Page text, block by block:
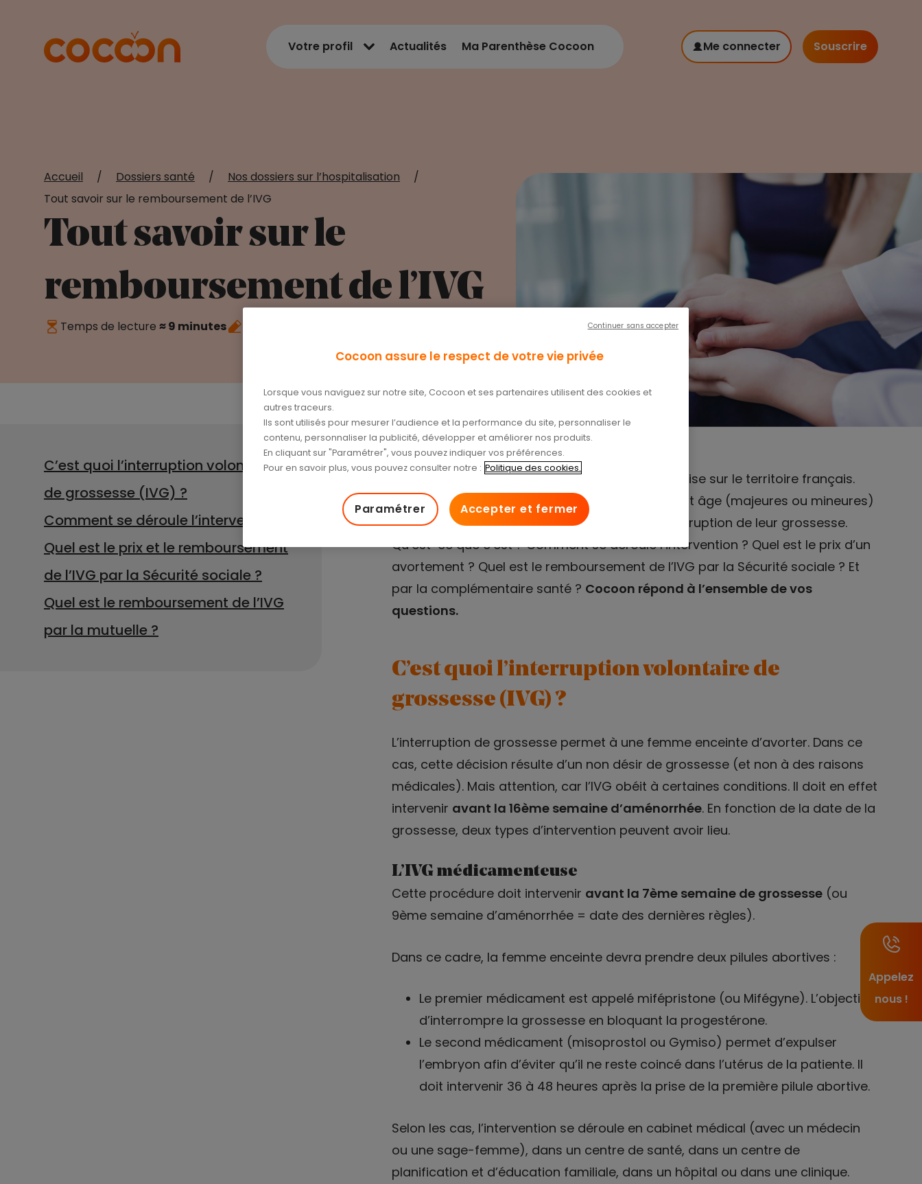
Votre profil Actualités Ma Parenthèse Cocoon Me connecter Souscrire
Appelez
nous !
Accueil / Dossiers santé / Nos dossiers sur l’hospitalisation
/
Tout savoir sur le remboursement de l’IVG
Tout savoir sur le
remboursement de l’IVG
Temps de lecture ≈ 9 minutes
C’est quoi l’interruption volontaire
de grossesse (IVG) ?
Comment se déroule l’intervention ?
Quel est le prix et le remboursement
de l’IVG par la Sécurité sociale ?
Quel est le remboursement de l’IVG
par la mutuelle ?
Depuis la loi Veil du 17 janvier 1975, l’IVG est permise sur le territoire français.
Cela permet alors aux femmes enceintes de tout âge (majeures ou mineures)
de demander aux professionnels de santé l’interruption de leur grossesse.
Qu’est-ce que c’est ? Comment se déroule l’intervention ? Quel est le prix d’un
avortement ? Quel est le remboursement de l’IVG par la Sécurité sociale ? Et
par la complémentaire santé ? Cocoon répond à l’ensemble de vos
questions.
C’est quoi l’interruption volontaire de
grossesse (IVG) ?
L’interruption de grossesse permet à une femme enceinte d’avorter. Dans ce
cas, cette décision résulte d’un non désir de grossesse (et non à des raisons
médicales). Mais attention, car l’IVG obéit à certaines conditions. Il doit en effet
intervenir avant la 16ème semaine d’aménorrhée. En fonction de la date de la
grossesse, deux types d’intervention peuvent avoir lieu.
L’IVG médicamenteuse
Cette procédure doit intervenir avant la 7ème semaine de grossesse(ou
9ème semaine d’aménorrhée = date des dernières règles).
Dans ce cadre, la femme enceinte devra prendre deux pilules abortives :
Le premier médicament est appelé mifépristone (ou Mifégyne). L’objectif
d’interrompre la grossesse en bloquant la progestérone.
Le second médicament (misoprostol ou Gymiso) permet d’expulser
l’embryon afin d’éviter qu’il ne reste coincé dans l’utérus de la patiente. Il
doit intervenir 36 à 48 heures après la prise de la première pilule abortive.
Selon les cas, l’intervention se déroule en cabinet médical (avec un médecin
ou une sage-femme), dans un centre de santé, dans un centre de
planification et d’éducation familiale, dans un hôpital ou dans une clinique.
Cocoon assure le respect de votre vie privée
Lorsque vous naviguez sur notre site, Cocoon et ses partenaires utilisent des cookies et
autres traceurs.
Ils sont utilisés pour mesurer l’audience et la performance du site, personnaliser le
contenu, personnaliser la publicité, développer et améliorer nos produits.
En cliquant sur "Paramétrer", vous pouvez indiquer vos préférences.
Pour en savoir plus, vous pouvez consulter notre : Politique des cookies.
Accepter et fermer
Paramétrer
Continuer sans accepter